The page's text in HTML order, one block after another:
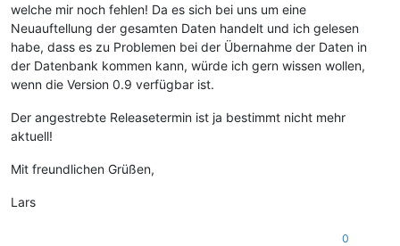
welche mir noch fehlen! Da es sich bei uns um eine
Neuauftellung der gesamten Daten handelt und ich gelesen
habe, dass es zu Problemen bei der Übernahme der Daten in
der Datenbank kommen kann, würde ich gern wissen wollen,
wenn die Version 0.9 verfügbar ist.
Der angestrebte Releasetermin ist ja bestimmt nicht mehr
aktuell!
Mit freundlichen Grüßen,
Lars
0